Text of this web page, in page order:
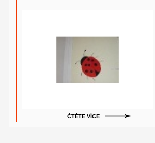
ČTĚTE VÍCE